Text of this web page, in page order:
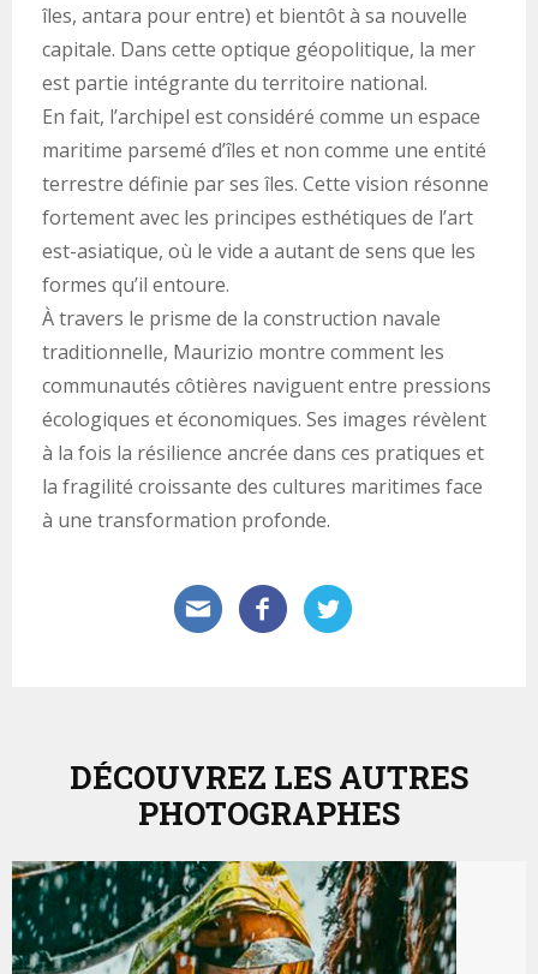
îles, antara pour entre) et bientôt à sa nouvelle
capitale. Dans cette optique géopolitique, la mer
est partie intégrante du territoire national.
En fait, l’archipel est considéré comme un espace
maritime parsemé d’îles et non comme une entité
terrestre définie par ses îles. Cette vision résonne
fortement avec les principes esthétiques de l’art
est-asiatique, où le vide a autant de sens que les
formes qu’il entoure.
À travers le prisme de la construction navale
traditionnelle, Maurizio montre comment les
communautés côtières naviguent entre pressions
écologiques et économiques. Ses images révèlent
à la fois la résilience ancrée dans ces pratiques et
la fragilité croissante des cultures maritimes face
à une transformation profonde.
DÉCOUVREZ LES AUTRES
PHOTOGRAPHES